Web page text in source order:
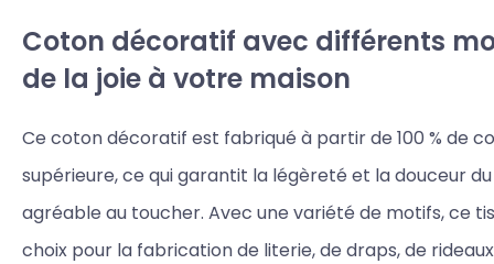
Coton décoratif avec différents
de la joie à votre maison
Ce coton décoratif est fabriqué à partir de 100 % de
supérieure, ce qui garantit la légèreté et la douceur
agréable au toucher. Avec une variété de motifs, ce
choix pour la fabrication de literie, de draps, de